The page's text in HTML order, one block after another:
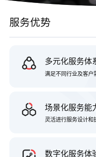
服务优势
多元化服务体
满足不同行业及客户
场景化服务能
灵活进行服务设计和
数字化服务体